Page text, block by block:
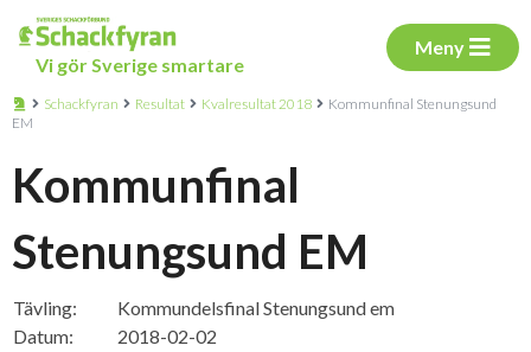
Vi gör Sverige smartare
Meny
Schackfyran Resultat Kvalresultat 2018
Kommunfinal Stenungsund
EM
Kommunfinal
Stenungsund EM
Tävling:
Kommundelsfinal Stenungsund em
Datum:
2018-02-02